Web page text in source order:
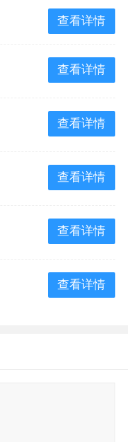
查看详情
查看详情
查看详情
查看详情
查看详情
查看详情